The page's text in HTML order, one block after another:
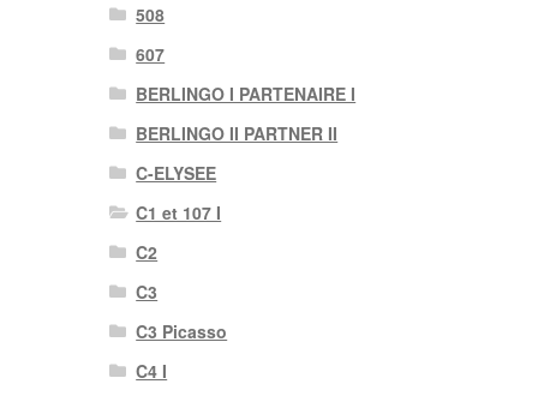
508
607
BERLINGO I PARTENAIRE I
BERLINGO II PARTNER II
C-ELYSEE
C1 et 107 I
C2
C3
C3 Picasso
C4 I